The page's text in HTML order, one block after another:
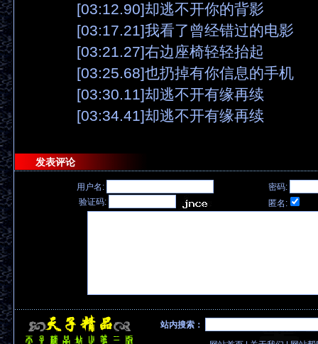
[03:12.90]却逃不开你的背影
[03:17.21]我看了曾经错过的电影
[03:21.27]右边座椅轻轻抬起
[03:25.68]也扔掉有你信息的手机
[03:30.11]却逃不开有缘再续
[03:34.41]却逃不开有缘再续
发表评论
用户名:
密码:
验证码:
匿名:
站内搜索：